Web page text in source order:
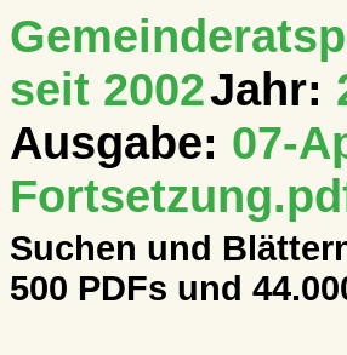
seit 2002Jahr:
Ausgabe: 07-
Suchen und
500 PDFs und